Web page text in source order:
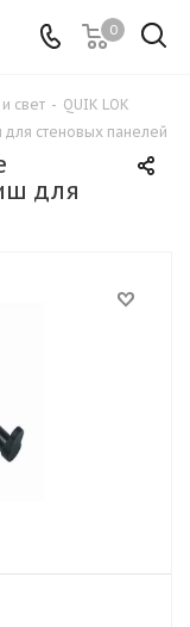
0
свет - QUIK LOK
для стеновых панелей
для